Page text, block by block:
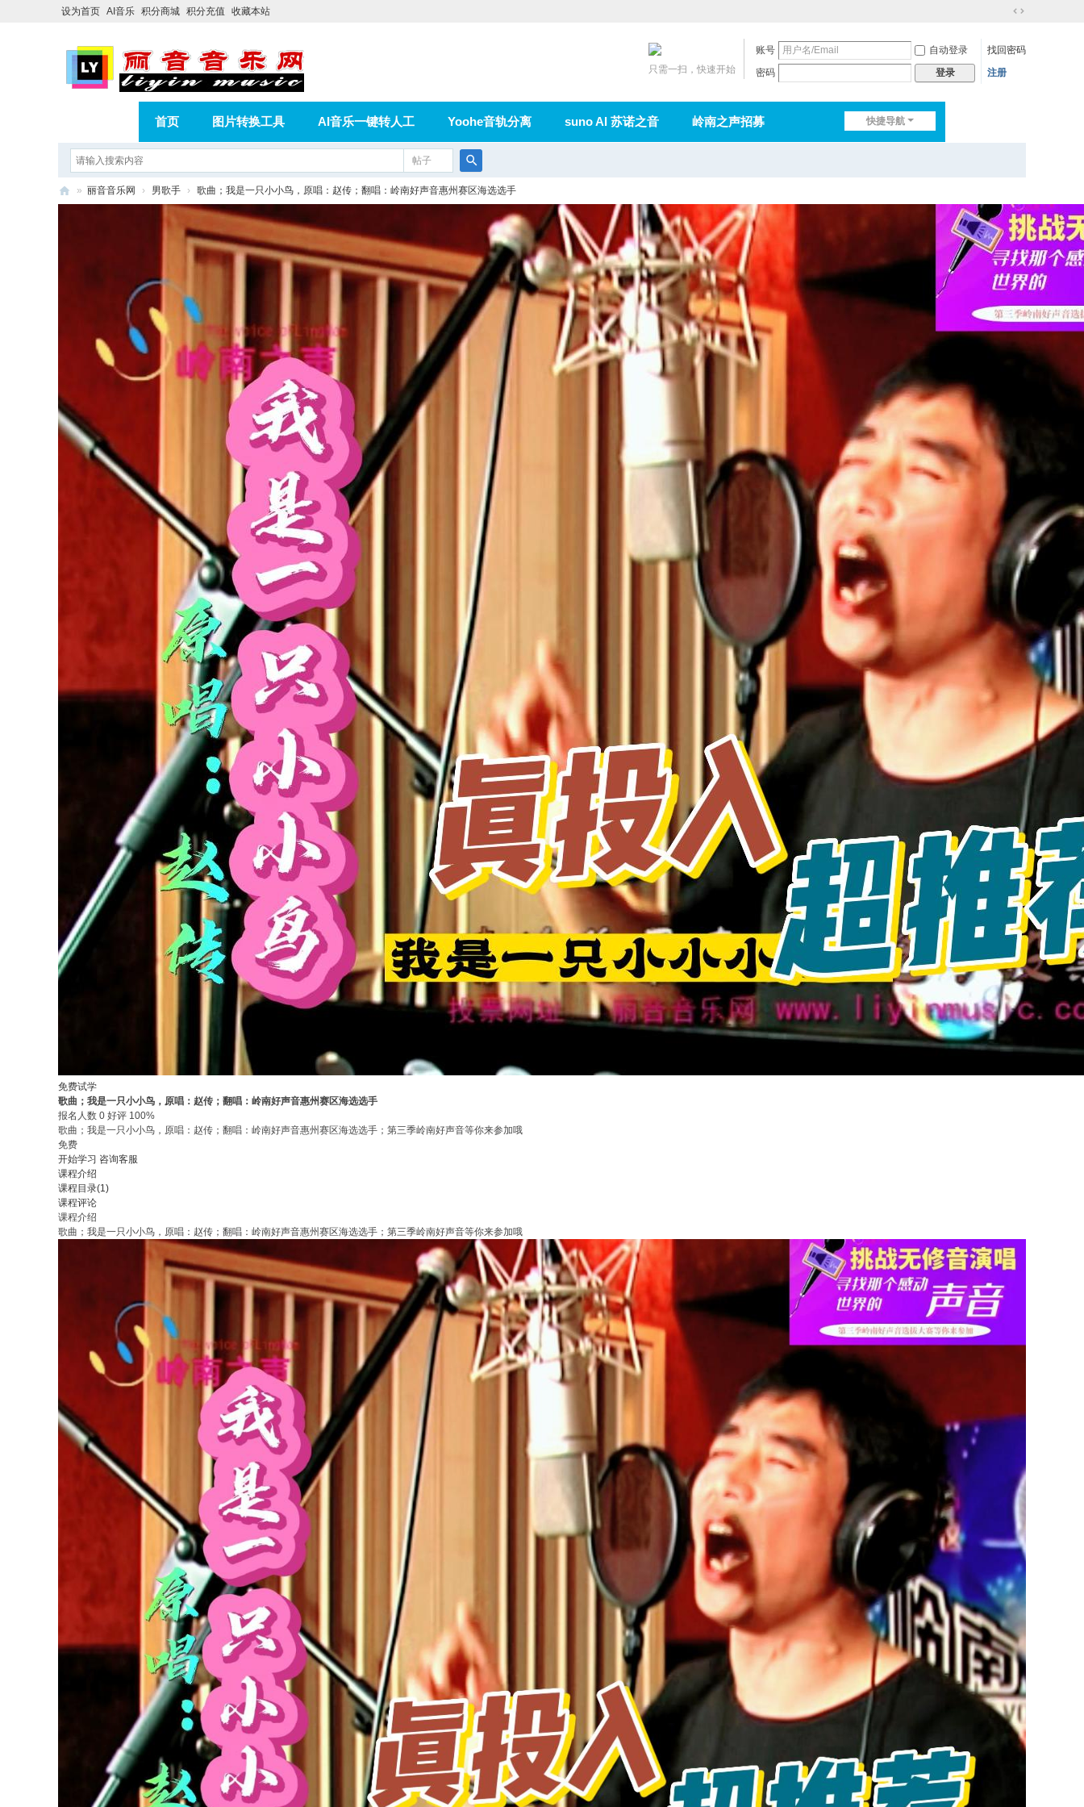
设为首页 AI音乐 积分商城 积分充值 收藏本站
到
账号 自动登录
找回密码
密码
登录 注册
只需一扫，快速开始
快捷导航
首页 图片转换工具 AI音乐一键转人工 Yoohe音轨分离 suno AI 苏诺之音 岭南之声招募
在线论坛
相册 分享 记录
帖子
搜
索
» 丽音音乐网 › 男歌手 › 歌曲；我是一只小小鸟，原唱：赵传；翻唱：岭南好声音惠州赛区海选选手
免费试学
歌曲；我是一只小小鸟，原唱：赵传；翻唱：岭南好声音惠州赛区海选选手
报名人数 0 好评 100%
歌曲；我是一只小小鸟，原唱：赵传；翻唱：岭南好声音惠州赛区海选选手；第三季岭南好声音等你来参加哦
免费
开始学习 咨询客服
课程介绍
课程目录(1)
课程评论
课程介绍
歌曲；我是一只小小鸟，原唱：赵传；翻唱：岭南好声音惠州赛区海选选手；第三季岭南好声音等你来参加哦